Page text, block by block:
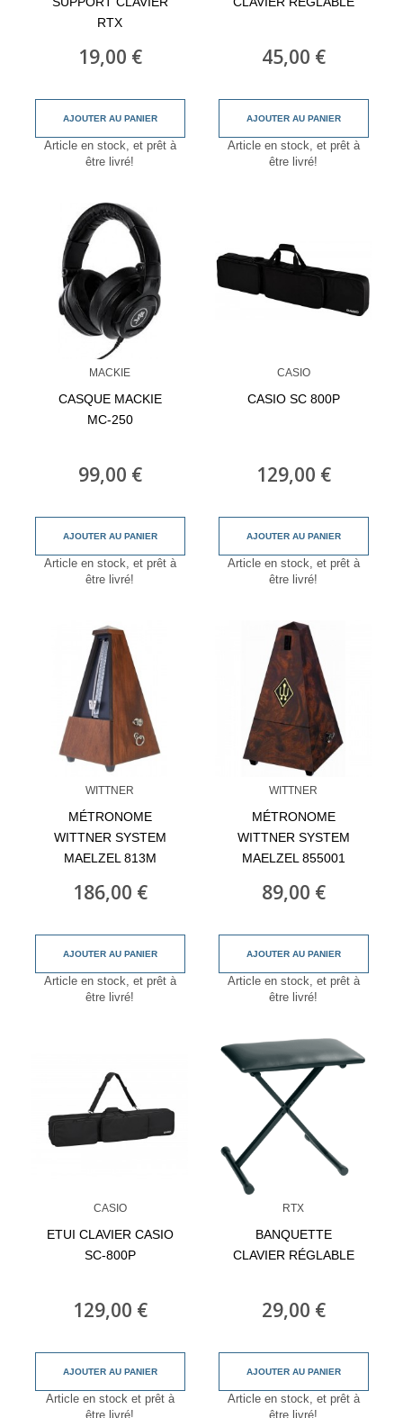
RTX
19,00 €
AJOUTER AU PANIER
Article en stock, et prêt à
être livré!
45,00 €
AJOUTER AU PANIER
Article en stock, et prêt à
être livré!
MACKIE
CASQUE MACKIE
MC-250
99,00 €
AJOUTER AU PANIER
Article en stock, et prêt à
être livré!
CASIO
CASIO SC 800P
129,00 €
AJOUTER AU PANIER
Article en stock, et prêt à
être livré!
WITTNER
MÉTRONOME
WITTNER SYSTEM
MAELZEL 813M
186,00 €
AJOUTER AU PANIER
Article en stock, et prêt à
être livré!
WITTNER
MÉTRONOME
WITTNER SYSTEM
MAELZEL 855001
89,00 €
AJOUTER AU PANIER
Article en stock, et prêt à
être livré!
CASIO
ETUI CLAVIER CASIO
SC-800P
129,00 €
AJOUTER AU PANIER
Article en stock et prêt à
être livré!
RTX
BANQUETTE
CLAVIER RÉGLABLE
29,00 €
AJOUTER AU PANIER
Article en stock, et prêt à
être livré!